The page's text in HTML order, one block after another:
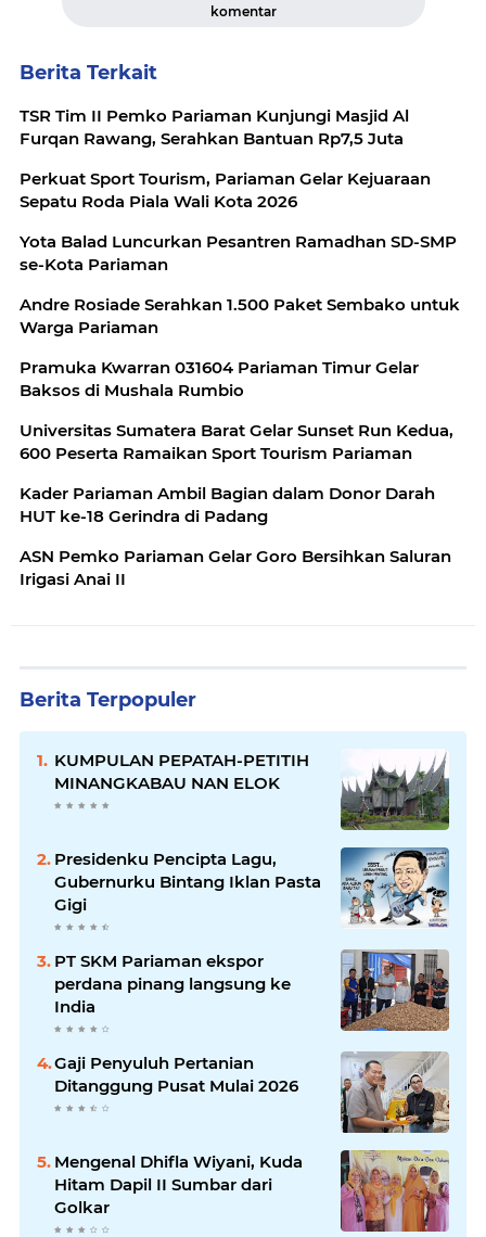
komentar
Berita Terkait
TSR Tim II Pemko Pariaman Kunjungi Masjid Al
Furqan Rawang, Serahkan Bantuan Rp7,5 Juta
Perkuat Sport Tourism, Pariaman Gelar Kejuaraan
Sepatu Roda Piala Wali Kota 2026
Yota Balad Luncurkan Pesantren Ramadhan SD-SMP
se-Kota Pariaman
Andre Rosiade Serahkan 1.500 Paket Sembako untuk
Warga Pariaman
Pramuka Kwarran 031604 Pariaman Timur Gelar
Baksos di Mushala Rumbio
Universitas Sumatera Barat Gelar Sunset Run Kedua,
600 Peserta Ramaikan Sport Tourism Pariaman
Kader Pariaman Ambil Bagian dalam Donor Darah
HUT ke-18 Gerindra di Padang
ASN Pemko Pariaman Gelar Goro Bersihkan Saluran
Irigasi Anai II
Berita Terpopuler
KUMPULAN PEPATAH-PETITIH
MINANGKABAU NAN ELOK
Presidenku Pencipta Lagu,
Gubernurku Bintang Iklan Pasta
Gigi
PT SKM Pariaman ekspor
perdana pinang langsung ke
India
Gaji Penyuluh Pertanian
Ditanggung Pusat Mulai 2026
Mengenal Dhifla Wiyani, Kuda
Hitam Dapil II Sumbar dari
Golkar